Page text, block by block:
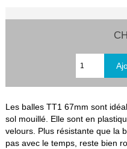
Les balles TT1 67mm sont
sol mouillé. Elle sont en
velours. Plus résistante que la
pas avec le temps, reste bien